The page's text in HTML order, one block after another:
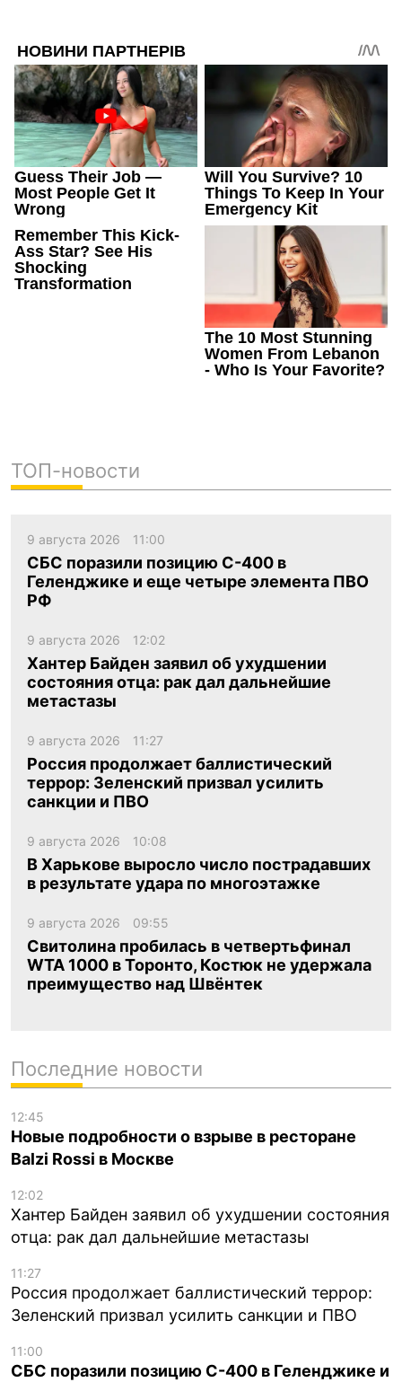
ТОП-новости
9 августа 2026 11:00
СБС поразили позицию С-400 в
Геленджике и еще четыре элемента ПВО
РФ
9 августа 2026 12:02
Хантер Байден заявил об ухудшении
состояния отца: рак дал дальнейшие
метастазы
9 августа 2026 11:27
Россия продолжает баллистический
террор: Зеленский призвал усилить
санкции и ПВО
9 августа 2026 10:08
В Харькове выросло число пострадавших
в результате удара по многоэтажке
9 августа 2026 09:55
Свитолина пробилась в четвертьфинал
WTA 1000 в Торонто, Костюк не удержала
преимущество над Швёнтек
Последние новости
12:45
Новые подробности о взрыве в ресторане
Balzi Rossi в Москве
12:02
Хантер Байден заявил об ухудшении состояния
отца: рак дал дальнейшие метастазы
11:27
Россия продолжает баллистический террор:
Зеленский призвал усилить санкции и ПВО
11:00
СБС поразили позицию С-400 в Геленджике и